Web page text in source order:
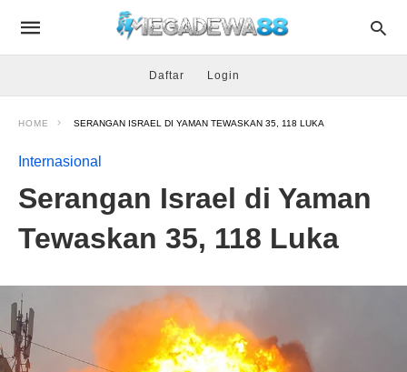
Daftar Login
HOME SERANGAN ISRAEL DI YAMAN TEWASKAN 35, 118 LUKA
Internasional
Serangan Israel di Yaman
Tewaskan 35, 118 Luka